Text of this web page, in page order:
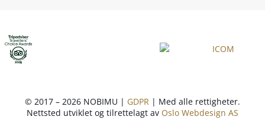
© 2017 – 2026 NOBIMU | GDPR | Med alle rettigheter.
Nettsted utviklet og tilrettelagt av Oslo Webdesign AS